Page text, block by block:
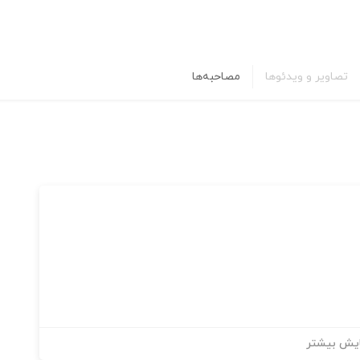
تصاویر و ویدئوها مصاحبه‌ها
بیشتر